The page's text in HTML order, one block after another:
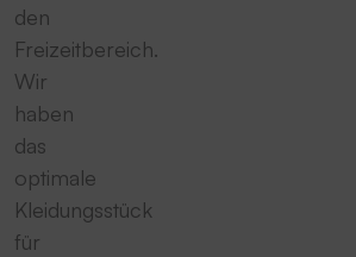
den
Freizeitbereich.
Wir
haben
das
optimale
Kleidungsstück
für